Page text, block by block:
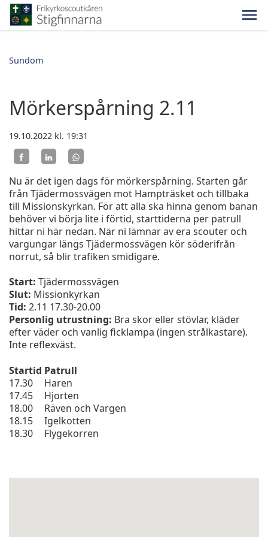
Sundom
Mörkerspårning 2.11
19.10.2022 kl. 19:31
Nu är det igen dags för mörkerspårning. Starten går
från Tjädermossvägen mot Hampträsket och tillbaka
till Missionskyrkan. För att alla ska hinna genom banan
behöver vi börja lite i förtid, starttiderna per patrull
hittar ni här nedan. När ni lämnar av era scouter och
vargungar längs Tjädermossvägen kör söderifrån
norrut, så blir trafiken smidigare.
Start: Tjädermossvägen
Slut: Missionkyrkan
Tid: 2.11 17.30-20.00
Personlig utrustning: Bra skor eller stövlar, kläder
efter väder och vanlig ficklampa (ingen strålkastare).
Inte reflexväst.
Startid Patrull
17.30
Haren
17.45
Hjorten
18.00
Räven och Vargen
18.15
Igelkotten
18.30
Flygekorren